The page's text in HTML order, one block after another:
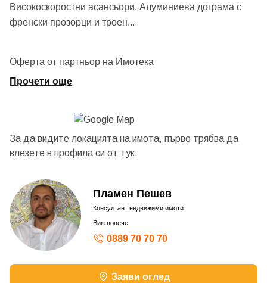
Високоскоростни асансьори. Алуминиева дограма с
френски прозорци и троен...
Оферта от партньор на Имотека
Прочети още
За да видите локацията на имота, първо трябва да
влезете в профила си от тук.
Пламен Пешев
Консултант недвижими имоти
Виж повече
0889 70 70 70
Заяви оглед